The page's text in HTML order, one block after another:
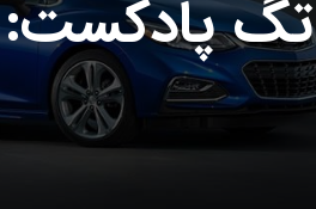
تگ پادکست: